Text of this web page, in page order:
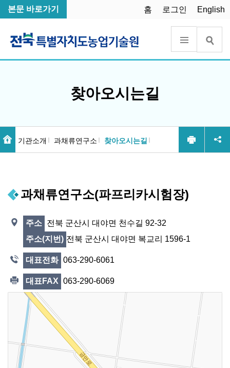
본문 바로가기 홈 로그인 English
찾아오시는길
기관소개 과채류연구소 찾아오시는길
과채류연구소(파프리카시험장)
주소 전북 군산시 대야면 천수길 92-32
주소(지번) 전북 군산시 대야면 복교리 1596-1
대표전화 063-290-6061
대표FAX 063-290-6069